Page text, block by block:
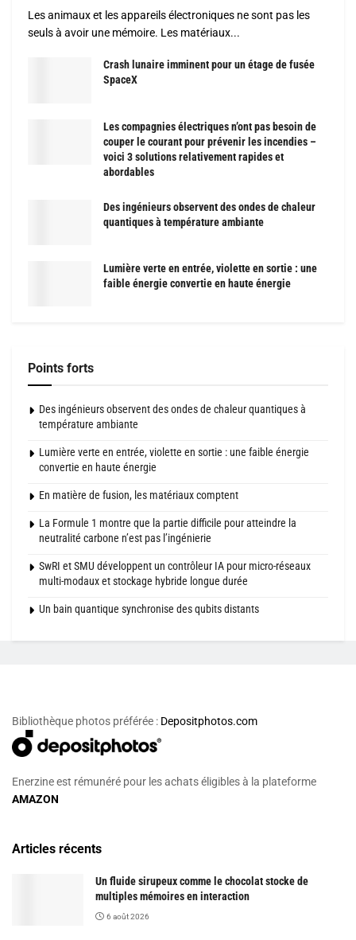
Les animaux et les appareils électroniques ne sont pas les
seuls à avoir une mémoire. Les matériaux...
Crash lunaire imminent pour un étage de fusée
SpaceX
Les compagnies électriques n’ont pas besoin de
couper le courant pour prévenir les incendies –
voici 3 solutions relativement rapides et
abordables
Des ingénieurs observent des ondes de chaleur
quantiques à température ambiante
Lumière verte en entrée, violette en sortie : une
faible énergie convertie en haute énergie
Points forts
Des ingénieurs observent des ondes de chaleur quantiques à
température ambiante
Lumière verte en entrée, violette en sortie : une faible énergie
convertie en haute énergie
En matière de fusion, les matériaux comptent
La Formule 1 montre que la partie difficile pour atteindre la
neutralité carbone n’est pas l’ingénierie
SwRI et SMU développent un contrôleur IA pour micro-réseaux
multi-modaux et stockage hybride longue durée
Un bain quantique synchronise des qubits distants
Bibliothèque photos préférée : Depositphotos.com
Enerzine est rémunéré pour les achats éligibles à la plateforme
AMAZON
Articles récents
Un fluide sirupeux comme le chocolat stocke de
multiples mémoires en interaction
6 août 2026